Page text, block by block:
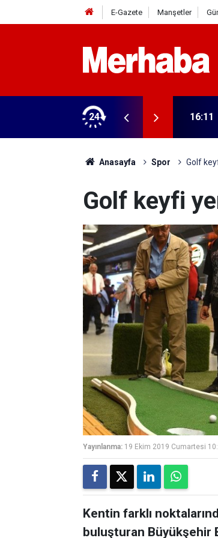
E-Gazete Manşetler
24
Kampüsü'ne ziyaret 15:45
Anasayfa Spor Golf
Golf keyfi
Yayınlanma: 19 Ekim 2019 Cumartesi
Kentin farklı
buluşturan Büyükşehir